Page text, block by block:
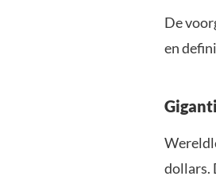
De
en
dollars.